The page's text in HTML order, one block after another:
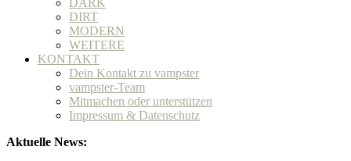
DARK
DIRT
MODERN
WEITERE
KONTAKT
Dein Kontakt zu vampster
vampster-Team
Mitmachen oder unterstützen
Impressum & Datenschutz
Aktuelle News: